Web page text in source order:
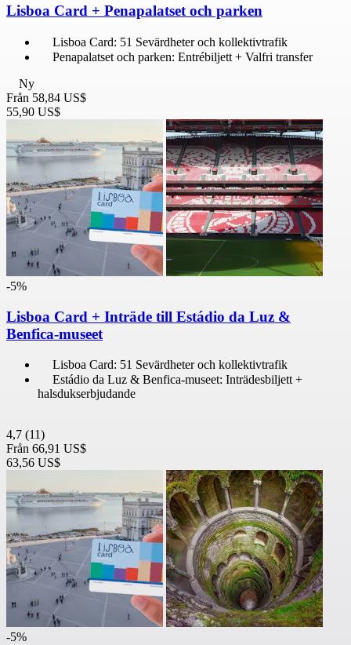
Lisboa Card + Penapalatset och parken
Lisboa Card: 51 Sevärdheter och kollektivtrafik
Penapalatset och parken: Entrébiljett + Valfri transfer
Ny
Från 58,84 US$
55,90 US$
-5%
Lisboa Card + Inträde till Estádio da Luz &
Benfica-museet
Lisboa Card: 51 Sevärdheter och kollektivtrafik
Estádio da Luz & Benfica-museet: Inträdesbiljett +
halsdukserbjudande
4,7 (11)
Från 66,91 US$
63,56 US$
-5%